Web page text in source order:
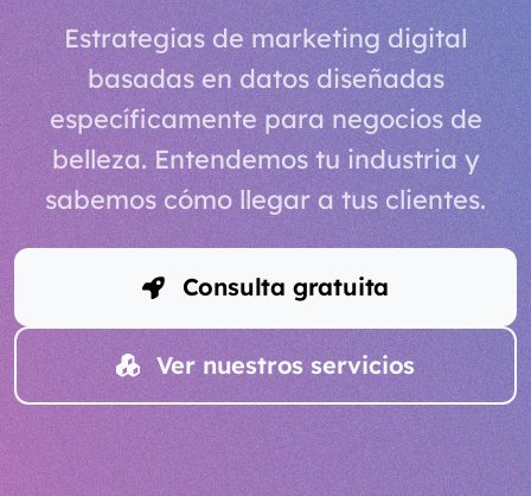
Estrategias de marketing digital
basadas en datos diseñadas
específicamente para negocios de
belleza. Entendemos tu industria y
sabemos cómo llegar a tus clientes.
Consulta gratuita
Ver nuestros servicios